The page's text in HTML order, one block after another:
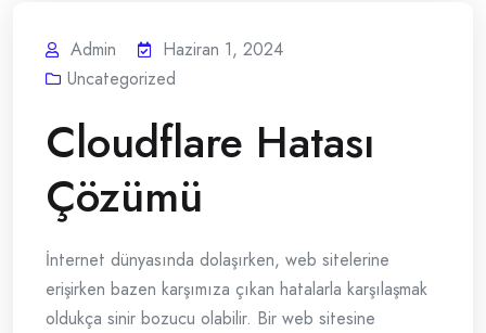
Admin
Haziran 1, 2024
Uncategorized
Cloudflare Hatası
Çözümü
İnternet dünyasında dolaşırken, web sitelerine
erişirken bazen karşımıza çıkan hatalarla karşılaşmak
oldukça sinir bozucu olabilir. Bir web sitesine